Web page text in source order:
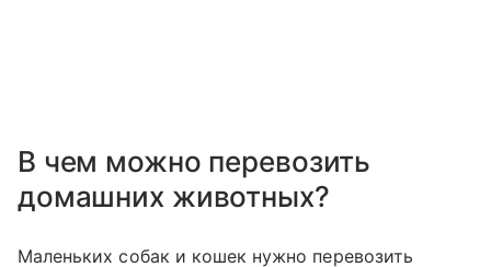
В чем можно перевозить
домашних животных?
Маленьких собак и кошек нужно перевозить